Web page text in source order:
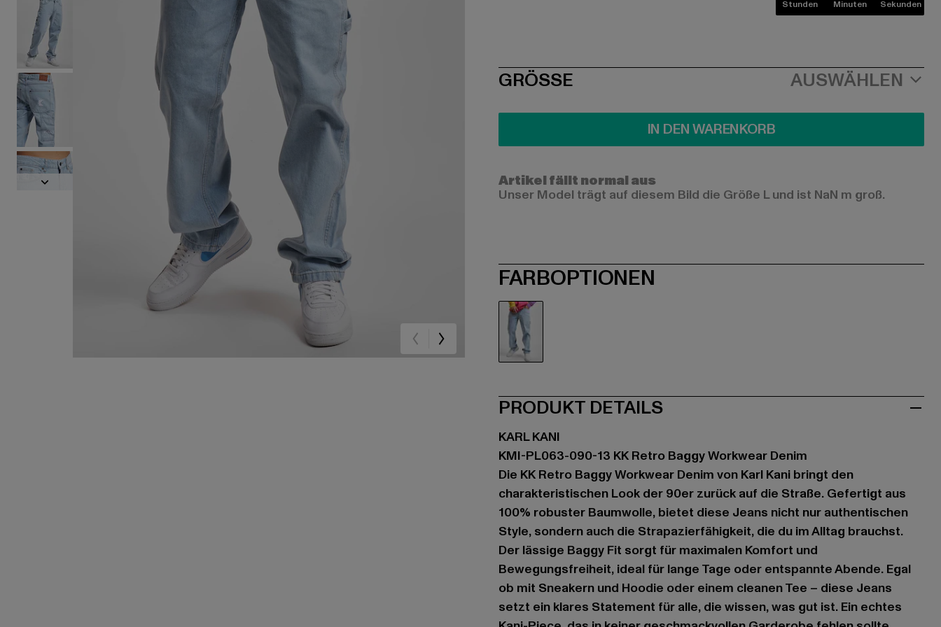
Stunden Minuten Sekunden
SIZE
GRÖSSE AUSWÄHLEN
IN DEN WARENKORB
Artikel fällt normal aus
Unser Model trägt auf diesem Bild die Größe L und ist NaN m groß.
FARBOPTIONEN
PRODUKT DETAILS
KARL KANI
KMI-PL063-090-13 KK Retro Baggy Workwear Denim
Die KK Retro Baggy Workwear Denim von Karl Kani bringt den
charakteristischen Look der 90er zurück auf die Straße. Gefertigt aus
100% robuster Baumwolle, bietet diese Jeans nicht nur authentischen
Style, sondern auch die Strapazierfähigkeit, die du im Alltag brauchst.
Der lässige Baggy Fit sorgt für maximalen Komfort und
Bewegungsfreiheit, ideal für lange Tage oder entspannte Abende. Egal
ob mit Sneakern und Hoodie oder einem cleanen Tee – diese Jeans
setzt ein klares Statement für alle, die wissen, was gut ist. Ein echtes